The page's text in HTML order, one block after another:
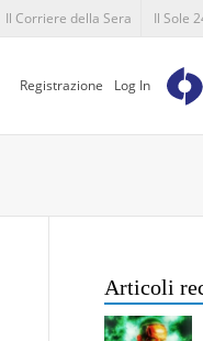
Il Corriere della Sera Il Sole
CercaRegistrazione Log In
Articoli